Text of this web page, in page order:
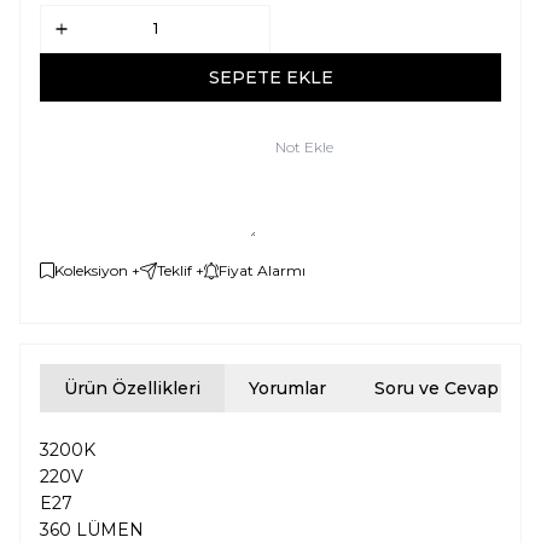
SEPETE EKLE
Not Ekle
Koleksiyon + Teklif + Fiyat Alarmı
Ürün Özellikleri Yorumlar Soru ve Cevap
3200K
220V
E27
360 LÜMEN